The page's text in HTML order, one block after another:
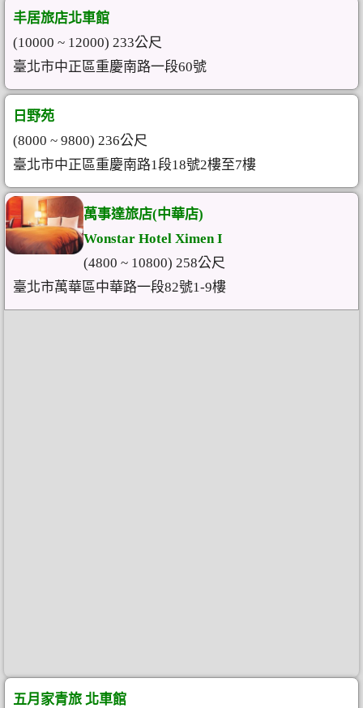
丰居旅店北車館
(10000 ~ 12000) 233公尺
臺北市中正區重慶南路一段60號
日野苑
(8000 ~ 9800) 236公尺
臺北市中正區重慶南路1段18號2樓至7樓
萬事達旅店(中華店)
Wonstar Hotel Ximen I
(4800 ~ 10800) 258公尺
臺北市萬華區中華路一段82號1-9樓
五月家青旅 北車館